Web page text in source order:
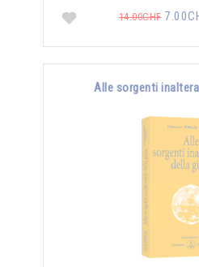
14.00CHF
Alle sorgenti